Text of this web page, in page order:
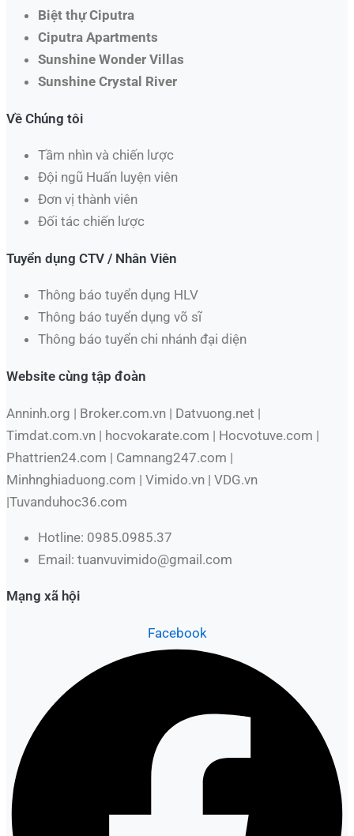
Biệt thự Ciputra
Ciputra Apartments
Sunshine Wonder Villas
Sunshine Crystal River
Về Chúng tôi
Tầm nhìn và chiến lược
Đội ngũ Huấn luyện viên
Đơn vị thành viên
Đối tác chiến lược
Tuyển dụng CTV / Nhân Viên
Thông báo tuyển dụng HLV
Thông báo tuyển dụng võ sĩ
Thông báo tuyển chi nhánh đại diện
Website cùng tập đoàn
Anninh.org | Broker.com.vn | Datvuong.net |
Timdat.com.vn | hocvokarate.com | Hocvotuve.com |
Phattrien24.com | Camnang247.com |
Minhnghiaduong.com | Vimido.vn | VDG.vn
|Tuvanduhoc36.com
Hotline: 0985.0985.37
Email: tuanvuvimido@gmail.com
Mạng xã hội
Facebook